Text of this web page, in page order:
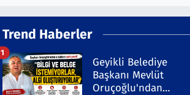
Trend Haberler
Geyikli Belediye
Başkanı Mevlüt
Oruçoğlu'ndan
1